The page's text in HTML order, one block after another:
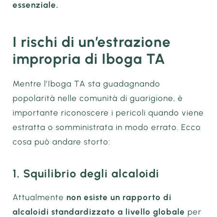
essenziale.
I rischi di un’estrazione
impropria di Iboga TA
Mentre l’Iboga TA sta guadagnando
popolarità nelle comunità di guarigione, è
importante riconoscere i pericoli quando viene
estratta o somministrata in modo errato. Ecco
cosa può andare storto:
1. Squilibrio degli alcaloidi
Attualmente non esiste un rapporto di
alcaloidi standardizzato a livello globale per